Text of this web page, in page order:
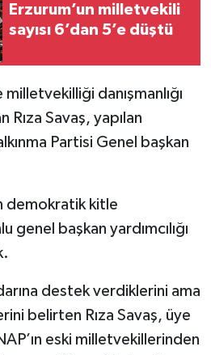
Erzurum’un milletvekili
sayısı 6’dan 5’e düştü
danışmanlığı
Savaş, yapılan
Partisi Genel başkan
demokratik kitle
başkan yardımcılığı
destek verdiklerini ama
belirten Rıza Savaş, üye
eski milletvekillerinden